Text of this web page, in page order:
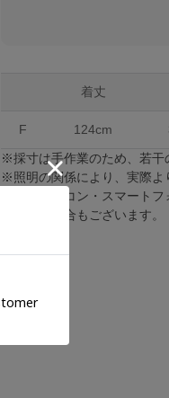
着丈
F 124cm
※採寸は手作業のため、若干
※照明の関係により、実際よ
※またパソコン・スマート
が異なる場合もございます。